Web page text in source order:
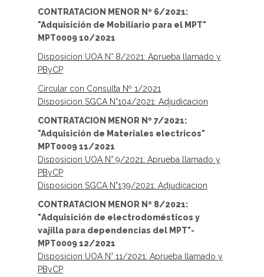
CONTRATACION MENOR Nº 6/2021:
"Adquisición de Mobiliario para el MPT"
MPT0009 10/2021
Disposicion UOA N° 8/2021: Aprueba llamado y
PByCP
Circular con Consulta Nº 1/2021
Disposicion SGCA N°104/2021: Adjudicacion
CONTRATACION MENOR Nº 7/2021:
"Adquisición de Materiales electricos"
MPT0009 11/2021
Disposicion UOA N° 9/2021: Aprueba llamado y
PByCP
Disposicion SGCA N°139/2021: Adjudicacion
CONTRATACION MENOR Nº 8/2021:
"Adquisición de electrodomésticos y
vajilla para dependencias del MPT"-
MPT0009 12/2021
Disposicion UOA N° 11/2021: Aprueba llamado y
PByCP